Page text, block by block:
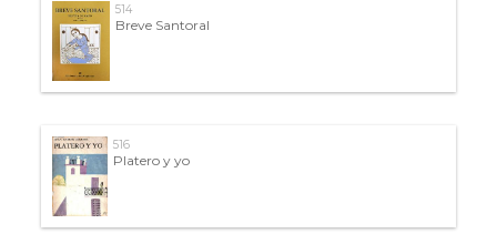
514
Breve Santoral
516
Platero y yo